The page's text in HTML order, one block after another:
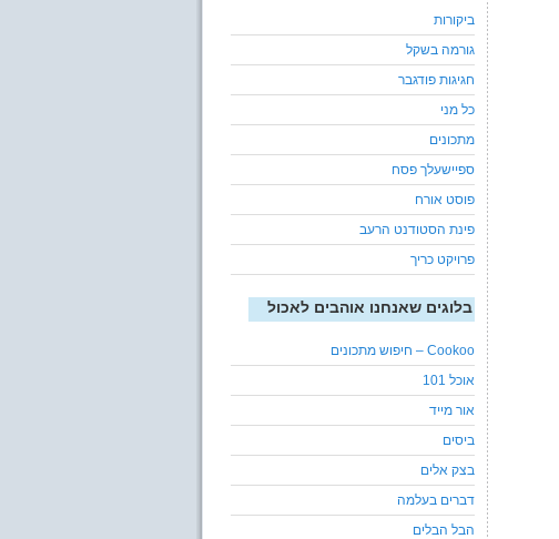
ביקורות
גורמה בשקל
חגיגות פודגבר
כל מני
מתכונים
ספיישעלך פסח
פוסט אורח
פינת הסטודנט הרעב
פרויקט כריך
בלוגים שאנחנו אוהבים לאכול
Cookoo – חיפוש מתכונים
אוכל 101
אור מייד
ביסים
בצק אלים
דברים בעלמה
הבל הבלים